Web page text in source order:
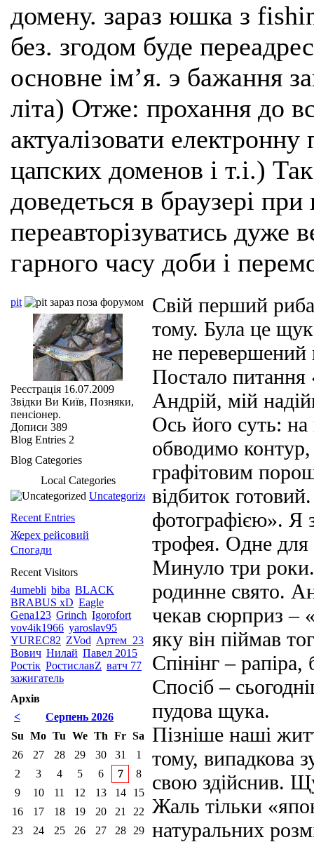
домену. зараз юшка з
без. згодом буде
основне імʼя. э бажання
літа) Отже: прохання до
актуалізовати
цапских доменов і т.і.)
доведеться в браузері
переавторізуватись
гарного часу доби і
Свій перший
тому. Була це
не перевершений
Постало питання
Андрій, мій
Ось його суть:
обводимо
графітовим
відбиток
фотографією». Я
трофея. Одне для
Минуло три
родинне свято.
чекав сюрприз –
яку він піймав
Спінінг –
Спосіб –
пудова щука.
Пізніше наші
тому, випадкова
свою здійснив.
Жаль тільки
натуральних
pit
Реєстрація 16.07.2009
Звідки Ви Київ, Позняки,
пенсіонер.
Дописи 389
Blog Entries 2
Blog Categories
Local Categories
Uncategorized
Recent Entries
Жерех рейсовий
Спогади
Recent Visitors
4umebli biba BLACK
BRABUS xD Eagle
Gena123 Grinch Igorofort
vov4ik1966 yaroslav95
YUREC82 ZVod Артем_23
Вович Нилай Павел 2015
Ростік РостиславZ ватч 77
зажигатель
Архів
<
Серпень 2026
Su Mo Tu We Th Fr Sa
26
27 28 29 30 31
1
2
3 4 5 6 7
8
9
10 11 12 13 14
15
16
17 18 19 20 21
22
23
24 25 26 27 28
29